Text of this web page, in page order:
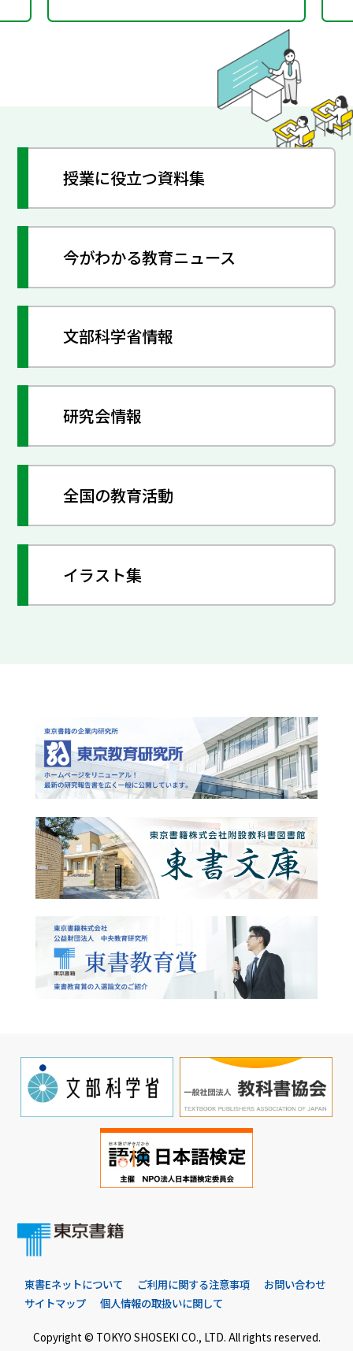
授業に役立つ資料集
今がわかる教育ニュース
文部科学省情報
研究会情報
全国の教育活動
イラスト集
東書Eネットについて ご利用に関する注意事項
お問い合わせ
サイトマップ
個人情報の取扱いに関して
Copyright © TOKYO SHOSEKI CO., LTD. All rights reserved.